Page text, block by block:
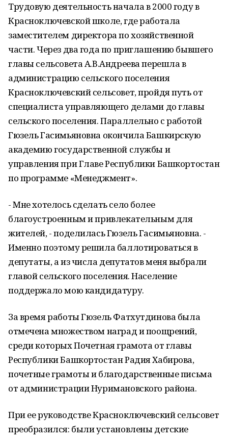
Трудовую деятельность начала в 2000 году в
Красноключевской школе, где работала
заместителем директора по хозяйственной
части. Через два года по приглашению бывшего
главы сельсовета А.В.Андреева перешла в
администрацию сельского поселения
Красноключевский сельсовет, пройдя путь от
специалиста управляющего делами до главы
сельского поселения. Параллельно с работой
Гюзель Гасимьяновна окончила Башкирскую
академию государственной службы и
управления при Главе Республики Башкортостан
по программе «Менеджмент».
- Мне хотелось сделать село более
благоустроенным и привлекательным для
жителей, - поделилась Гюзель Гасимьяновна. -
Именно поэтому решила баллотироваться в
депутаты, а из числа депутатов меня выбрали
главой сельского поселения. Население
поддержало мою кандидатуру.
За время работы Гюзель Фатхутдинова была
отмечена множеством наград и поощрений,
среди которых Почетная грамота от главы
Республики Башкортостан Радия Хабирова,
почетные грамоты и благодарственные письма
от администрации Нуримановского района.
При ее руководстве Красноключевский сельсовет
преобразился: были установлены детские